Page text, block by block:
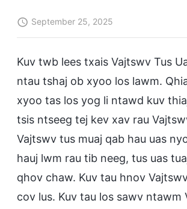
September 25, 2025
Kuv twb lees txais Vajtswv Tus
ntau tshaj ob xyoo los lawm.
xyoo tas los yog li ntawd kuv
tsis ntseeg tej kev xav rau
Vajtswv tus muaj qab hau uas
hauj lwm rau tib neeg, tus uas
qhov chaw. Kuv tau hnov
cov lus. Kuv tau los sawv